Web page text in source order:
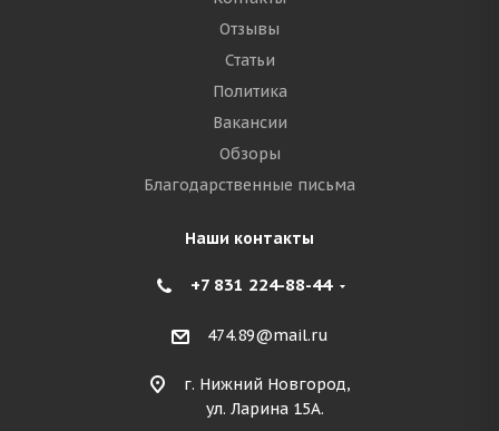
Отзывы
Статьи
Политика
Вакансии
Обзоры
Благодарственные письма
Наши контакты
+7 831 224-88-44
474.89@mail.ru
г. Нижний Новгород,
ул. Ларина 15А.